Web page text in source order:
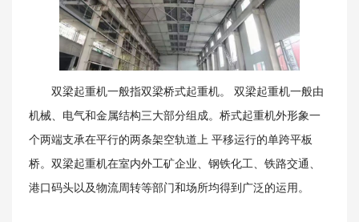
新闻资讯
双梁起重机一般指双梁桥式起重机。 双梁起重机一般由
机械、电气和金属结构三大部分组成。桥式起重机外形象一
个两端支承在平行的两条架空轨道上 平移运行的单跨平板
桥。双梁起重机在室内外工矿企业、钢铁化工、铁路交通、
港口码头以及物流周转等部门和场所均得到广泛的运用。